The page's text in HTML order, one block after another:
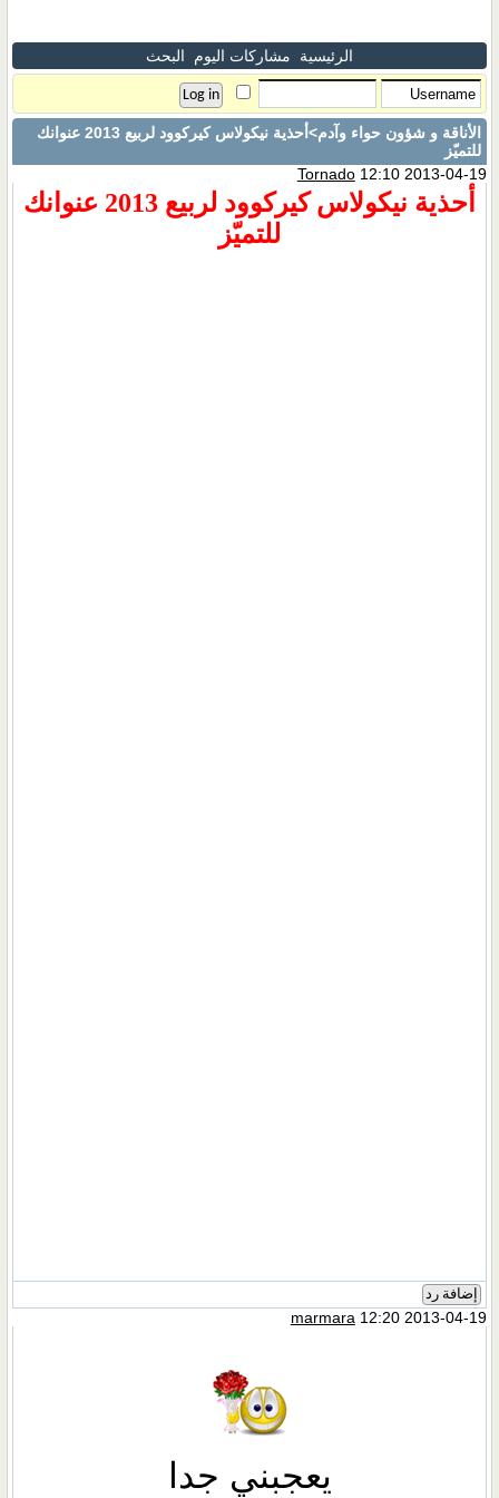
الرئيسية مشاركات اليوم البحث
الأناقة و شؤون حواء وآدم
>أحذية نيكولاس كيركوود لربيع 2013 عنوانك
للتميّز
Tornado12:10 2013-04-19
أحذية نيكولاس كيركوود لربيع 2013 عنوانك
للتميّز
إضافة رد
marmara 12:20 2013-04-19
يعجبني جدا